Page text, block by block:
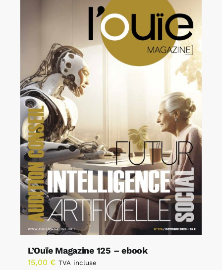
L’Ouïe Magazine 125 – ebook
15,00 € TVA incluse